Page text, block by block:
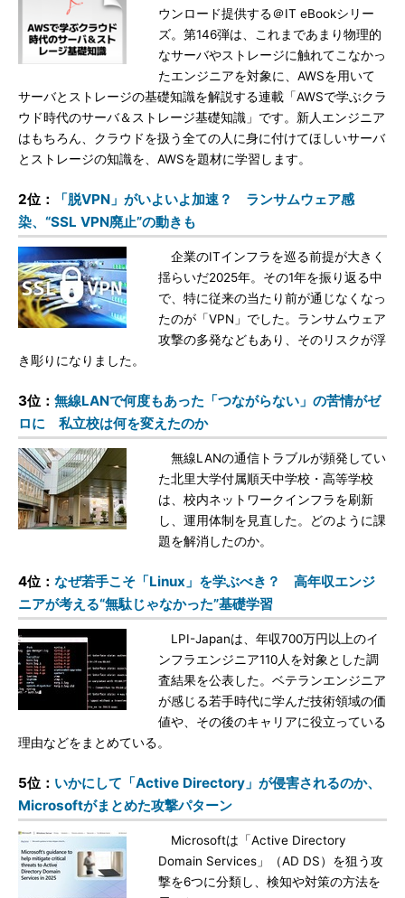
ウンロード提供する＠IT eBookシリー
ズ。第146弾は、これまであまり物理的
なサーバやストレージに触れてこなかっ
たエンジニアを対象に、AWSを用いて
サーバとストレージの基礎知識を解説する連載「AWSで学ぶクラ
ウド時代のサーバ＆ストレージ基礎知識」です。新人エンジニア
はもちろん、クラウドを扱う全ての人に身に付けてほしいサーバ
とストレージの知識を、AWSを題材に学習します。
2位：
「脱VPN」がいよいよ加速？ ランサムウェア感
染、“SSL VPN廃止”の動きも
企業のITインフラを巡る前提が大きく
揺らいだ2025年。その1年を振り返る中
で、特に従来の当たり前が通じなくなっ
たのが「VPN」でした。ランサムウェア
攻撃の多発などもあり、そのリスクが浮
き彫りになりました。
3位： 無線LANで何度もあった「つながらない」の苦情がゼ
ロに 私立校は何を変えたのか
無線LANの通信トラブルが頻発してい
た北里大学付属順天中学校・高等学校
は、校内ネットワークインフラを刷新
し、運用体制を見直した。どのように課
題を解消したのか。
4位： なぜ若手こそ「Linux」を学ぶべき？ 高年収エンジ
ニアが考える“無駄じゃなかった”基礎学習
LPI-Japanは、年収700万円以上のイ
ンフラエンジニア110人を対象とした調
査結果を公表した。ベテランエンジニア
が感じる若手時代に学んだ技術領域の価
値や、その後のキャリアに役立っている
理由などをまとめている。
5位： いかにして「Active Directory」が侵害されるのか、
Microsoftがまとめた攻撃パターン
Microsoftは「Active Directory
Domain Services」（AD DS）を狙う攻
撃を6つに分類し、検知や対策の方法を